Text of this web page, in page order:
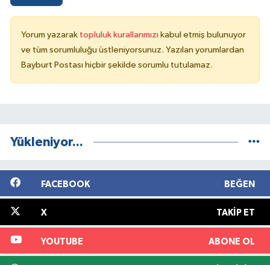
Yorum yazarak topluluk kurallarımızı kabul etmiş bulunuyor
ve tüm sorumluluğu üstleniyorsunuz. Yazılan yorumlardan
Bayburt Postası hiçbir şekilde sorumlu tutulamaz.
Yükleniyor...
FACEBOOK BEĞEN
X TAKIP ET
YOUTUBE ABONE OL